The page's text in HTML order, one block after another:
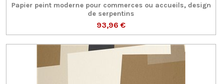
Papier peint moderne pour commerces ou accueils, design
de serpentins
93,96 €